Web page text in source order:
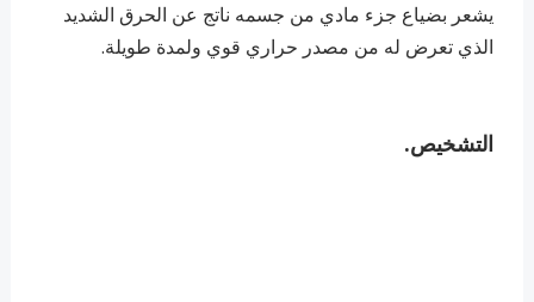
يشعر بضياع جزء مادي من جسمه ناتج عن الحرق الشديد
الذي تعرض له من مصدر حراري قوي ولمدة طويلة.
التشخيص.